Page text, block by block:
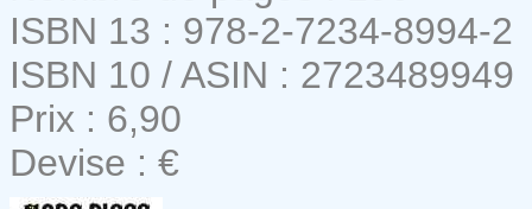
ISBN 13 : 978-2-7234-8994-2
ISBN 10 / ASIN : 2723489949
Prix : 6,90
Devise : €